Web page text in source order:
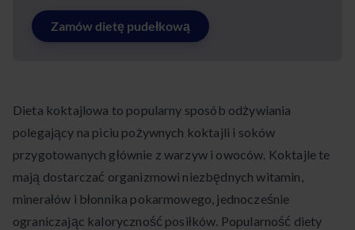
Zamów dietę pudełkową
Dieta koktajlowa to popularny sposób odżywiania
polegający na piciu pożywnych koktajli i soków
przygotowanych głównie z warzyw i owoców. Koktajle te
mają dostarczać organizmowi niezbędnych witamin,
minerałów i błonnika pokarmowego, jednocześnie
ograniczając kaloryczność posiłków. Popularność diety